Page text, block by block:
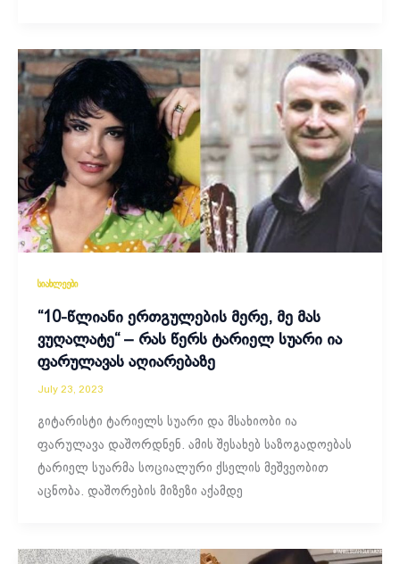
სიახლეები
“10-წლიანი ერთგულების მერე, მე მას
ვუღალატე“ – რას წერს ტარიელ სუარი ია
ფარულავას აღიარებაზე
July 23, 2023
გიტარისტი ტარიელს სუარი და მსახიობი ია
ფარულავა დაშორდნენ. ამის შესახებ საზოგადოებას
ტარიელ სუარმა სოციალური ქსელის მეშვეობით
აცნობა. დაშორების მიზეზი აქამდე